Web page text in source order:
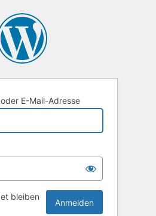
E-Mail-Adresse
bleiben